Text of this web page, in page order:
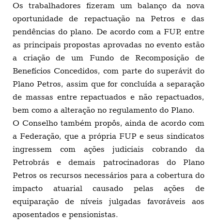
Os trabalhadores fizeram um balanço da nova
oportunidade de repactuação na Petros e das
pendências do plano. De acordo com a FUP, entre
as principais propostas aprovadas no evento estão
a criação de um Fundo de Recomposição de
Benefícios Concedidos, com parte do superávit do
Plano Petros, assim que for concluída a separação
de massas entre repactuados e não repactuados,
bem como a alteração no regulamento do Plano.
O Conselho também propôs, ainda de acordo com
a Federação, que a própria FUP e seus sindicatos
ingressem com ações judiciais cobrando da
Petrobrás e demais patrocinadoras do Plano
Petros os recursos necessários para a cobertura do
impacto atuarial causado pelas ações de
equiparação de níveis julgadas favoráveis aos
aposentados e pensionistas.